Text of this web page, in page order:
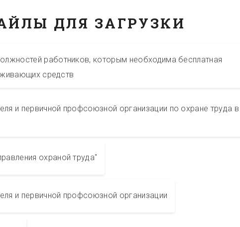
ДЛЯ ЗАГРУЗКИ
работников, которым необходима бесплатная
средств
и первичной профсоюзной организации по охране труда в
охраной труда"
и первичной профсоюзной организации